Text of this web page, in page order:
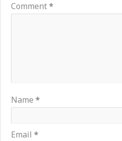
Comment*
Name*
Email*